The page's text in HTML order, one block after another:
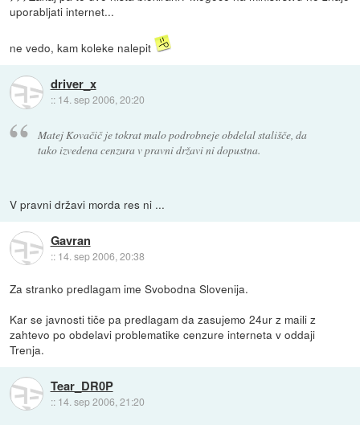
uporabljati internet...
ne vedo, kam koleke nalepit
driver_x
:: 14. sep 2006, 20:20
Matej Kovačič je tokrat malo podrobneje obdelal stališče, da
tako izvedena cenzura v pravni državi ni dopustna.
V pravni državi morda res ni ...
Gavran
:: 14. sep 2006, 20:38
Za stranko predlagam ime Svobodna Slovenija.
Kar se javnosti tiče pa predlagam da zasujemo 24ur z maili z
zahtevo po obdelavi problematike cenzure interneta v oddaji
Trenja.
Tear_DR0P
:: 14. sep 2006, 21:20